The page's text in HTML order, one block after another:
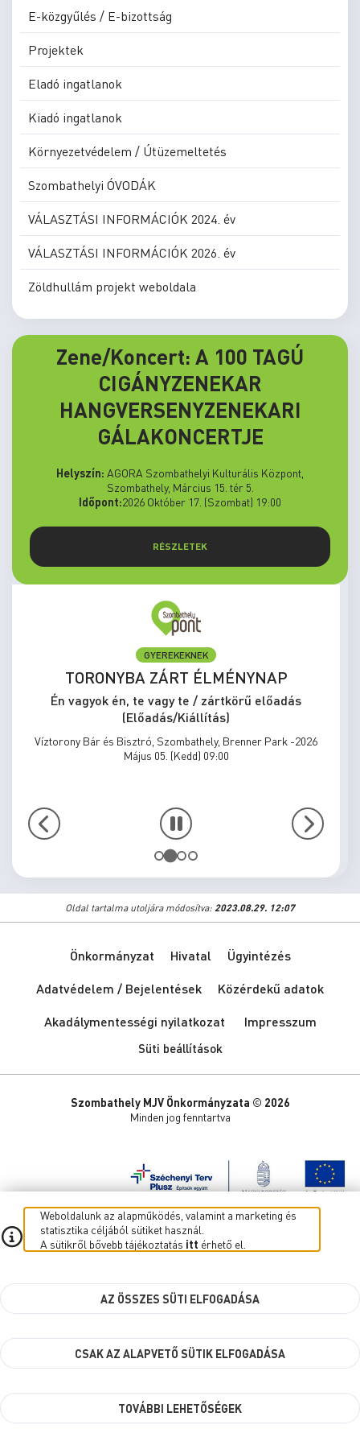
E-közgyűlés / E-bizottság
Projektek
Eladó ingatlanok
Kiadó ingatlanok
Környezetvédelem / Útüzemeltetés
Szombathelyi ÓVODÁK
VÁLASZTÁSI INFORMÁCIÓK 2024. év
VÁLASZTÁSI INFORMÁCIÓK 2026. év
Zöldhullám projekt weboldala
Zene/Koncert: A 100 TAGÚ
CIGÁNYZENEKAR
HANGVERSENYZENEKARI
GÁLAKONCERTJE
Helyszín: AGORA Szombathelyi Kulturális Központ,
Szombathely, Március 15. tér 5.
Időpont:2026 Október 17. (Szombat) 19:00
RÉSZLETEK
GYEREKEKNEK
TORONYBA ZÁRT ÉLMÉNYNAP
Én vagyok én, te vagy te / zártkörű előadás
(Előadás/Kiállítás)
Víztorony Bár és Bisztró, Szombathely, Brenner Park -2026
Május 05. (Kedd) 09:00
Oldal tartalma utoljára módosítva: 2023.08.29. 12:07
Önkormányzat Hivatal
Ügyintézés
Adatvédelem / Bejelentések
Közérdekű adatok
Akadálymentességi nyilatkozat
Impresszum
Süti beállítások
Szombathely MJV Önkormányzata © 2026
Minden jog fenntartva
Weboldalunk az alapműködés, valamint a marketing és
statisztika céljából sütiket használ.
A sütikről bővebb tájékoztatás itt érhető el.
AZ ÖSSZES SÜTI ELFOGADÁSA
CSAK AZ ALAPVETŐ SÜTIK ELFOGADÁSA
TOVÁBBI LEHETŐSÉGEK